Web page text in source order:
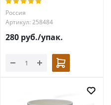
Россия
Артикул: 258484
280 руб./упак.